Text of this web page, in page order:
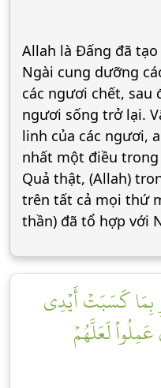
Allah là Đấng đã
Ngài cung dưỡng
các ngươi chết, sau
ngươi sống trở lại.
linh của các ngươi,
nhất một điều
Quả thật, (Allah)
trên tất cả mọi thứ
thần) đã tổ hợp với
بِمَا كَسَبَتۡ أَيۡدِي
لَعَلَّهُمۡ